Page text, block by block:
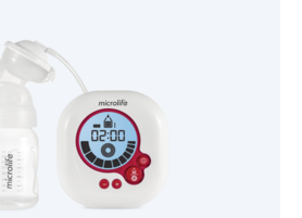
BEKIJK PRODUCT